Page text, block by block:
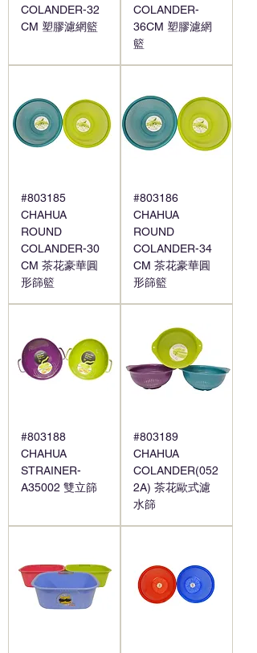
COLANDER-32
CM 塑膠濾網籃
COLANDER-
36CM 塑膠濾網
籃
#803185
CHAHUA
ROUND
COLANDER-30
CM 茶花豪華圓
形篩籃
#803186
CHAHUA
ROUND
COLANDER-34
CM 茶花豪華圓
形篩籃
#803188
CHAHUA
STRAINER-
A35002 雙立篩
#803189
CHAHUA
COLANDER(052
2A) 茶花歐式濾
水篩